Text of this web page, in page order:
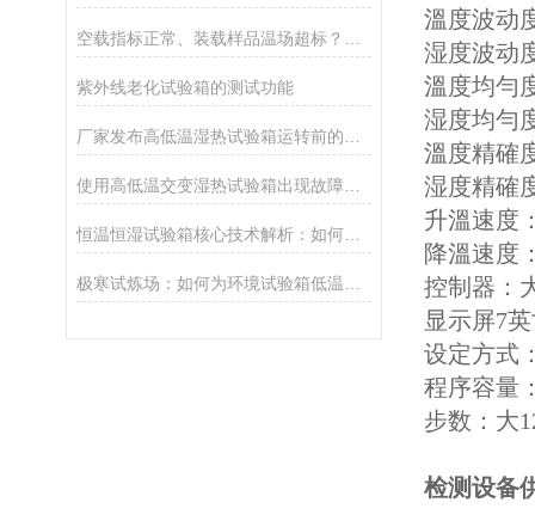
紫外线老化试验箱的测试功能
恒温恒湿试验箱核心技术解析：如何实现精准环境模拟？
溫度波
湿度波动
溫度均
湿度均勻
溫度精
湿度精
升溫速
降溫速度
控制器：
显示屏7
设定方式
程序容量
步数：大
检测设备